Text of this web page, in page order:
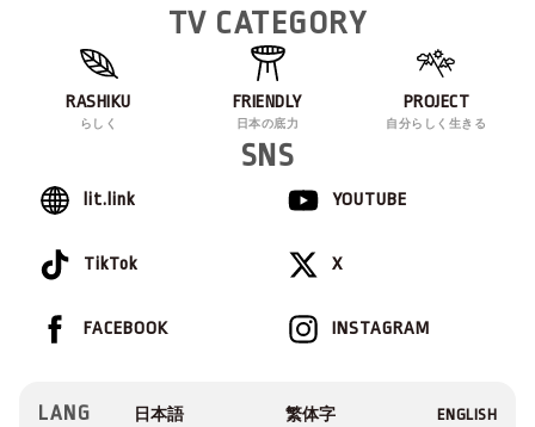
TV CATEGORY
RASHIKU
らしく
FRIENDLY
日本の底力
PROJECT
自分らしく生きる
SNS
lit.link YOUTUBE
TikTok X
INSTAGRAM
FACEBOOK
LANG